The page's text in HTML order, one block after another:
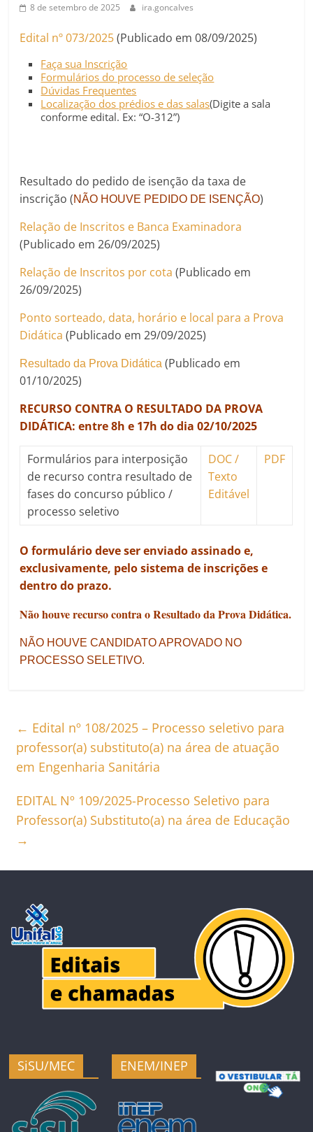
8 de setembro de 2025 ira.goncalves
Edital nº 073/2025(Publicado em 08/09/2025)
Faça sua Inscrição
Formulários do processo de seleção
Dúvidas Frequentes
Localização dos prédios e das salas(Digite a sala
conforme edital. Ex: “O-312”)
Resultado do pedido de isenção da taxa de
inscrição (NÃO HOUVE PEDIDO DE ISENÇÃO)
Relação de Inscritos e Banca Examinadora
(Publicado em 26/09/2025)
Relação de Inscritos por cota (Publicado em
26/09/2025)
Ponto sorteado, data, horário e local para a Prova
Didática (Publicado em 29/09/2025)
Resultado da Prova Didática (Publicado em
01/10/2025)
RECURSO CONTRA O RESULTADO DA PROVA
DIDÁTICA: entre 8h e 17h do dia 02/10/2025
Formulários para interposição
de recurso contra resultado de
fases do concurso público /
processo seletivo
DOC /
Texto
Editável
PDF
O formulário deve ser enviado assinado e,
exclusivamente, pelo sistema de inscrições e
dentro do prazo.
Não houve recurso contra o Resultado da Prova Didática.
NÃO HOUVE CANDIDATO APROVADO NO
PROCESSO SELETIVO.
← Edital nº 108/2025 – Processo seletivo para
professor(a) substituto(a) na área de atuação
em Engenharia Sanitária
EDITAL Nº 109/2025-Processo Seletivo para
Professor(a) Substituto(a) na área de Educação
→
SiSU/MEC ENEM/INEP